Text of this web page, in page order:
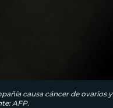
causa cáncer de ovarios y
AFP.